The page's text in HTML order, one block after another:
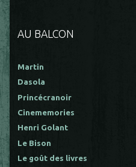
AU BALCON
Martin
Dasola
Princécranoir
Cinememories
Henri Golant
Le Bison
Le goût des livres